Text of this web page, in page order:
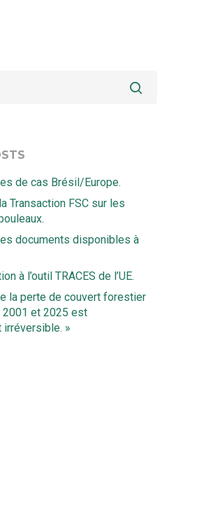
de cas Brésil/Europe.
Transaction FSC sur les
documents disponibles à
à l’outil TRACES de l’UE.
la perte de couvert forestier
2001 et 2025 est
irréversible. »